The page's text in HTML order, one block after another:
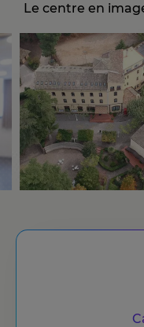
Le centre en